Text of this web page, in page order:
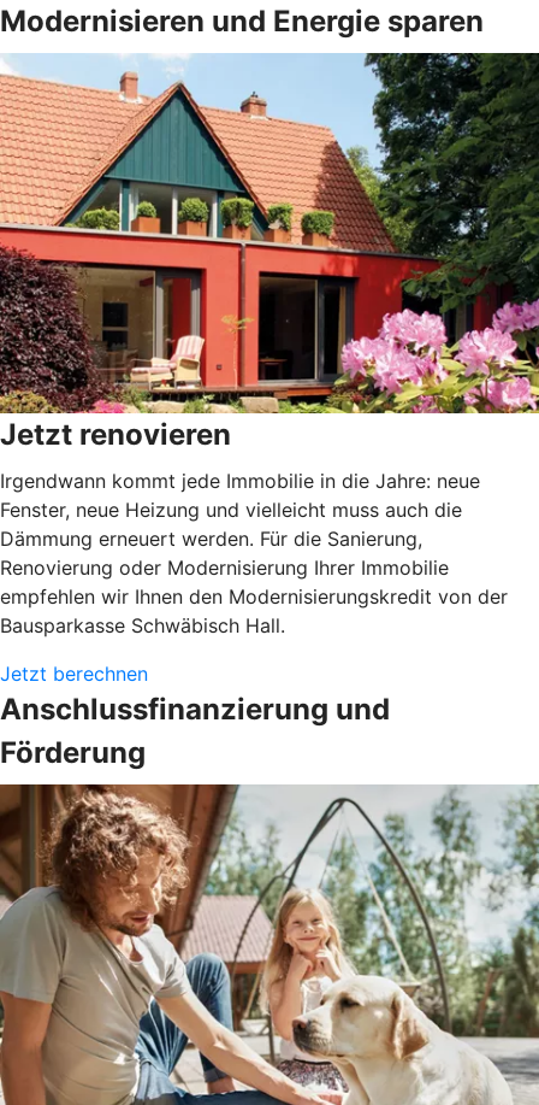
Modernisieren und Energie sparen
Jetzt renovieren
Irgendwann kommt jede Immobilie in die Jahre: neue
Fenster, neue Heizung und vielleicht muss auch die
Dämmung erneuert werden. Für die Sanierung,
Renovierung oder Modernisierung Ihrer Immobilie
empfehlen wir Ihnen den Modernisierungskredit von der
Bausparkasse Schwäbisch Hall.
Jetzt berechnen
Anschlussfinanzierung und
Förderung